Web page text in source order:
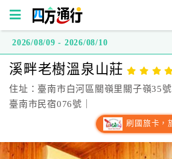
方
通
行
2026/08/09 - 2026/08/10
溪畔老樹溫泉山莊
住址：臺南市白河區關嶺里關子嶺35號
臺南市民宿076號｜
刷國旅卡，